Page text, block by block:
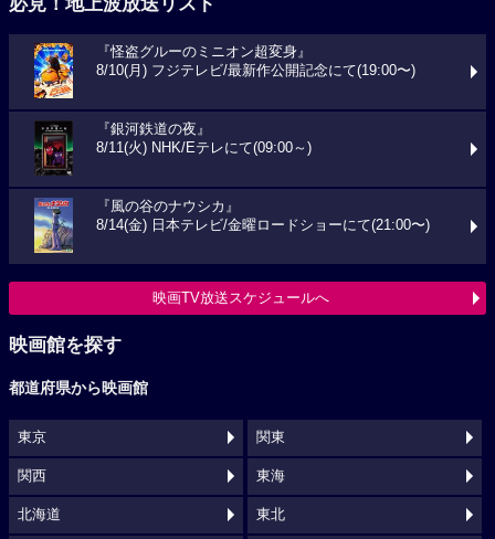
『怪盗グルーのミニオン超変身』
8/10(月) フジテレビ/最新作公開記念にて(19:00〜)
『銀河鉄道の夜』
8/11(火) NHK/Eテレにて(09:00～)
『風の谷のナウシカ』
8/14(金) 日本テレビ/金曜ロードショーにて(21:00〜)
映画TV放送スケジュールへ
映画館を探す
都道府県から映画館
東京 関東
関西 東海
北海道 東北